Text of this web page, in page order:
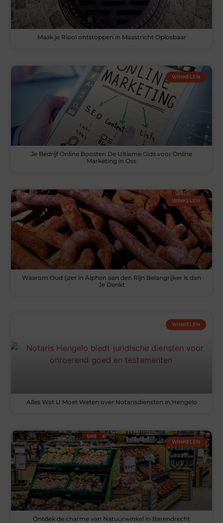
Maak je Riool ontstoppen in Maastricht Oplosbaar
WINKELEN
Je Bedrijf Online Boosten De Ultieme Gids voor Online
Marketing in Oss
WINKELEN
Waarom Oud Ijzer in Alphen aan den Rijn Belangrijker is dan
Je Denkt
WINKELEN
Alles Wat U Moet Weten over Notarisdiensten in Hengelo
WINKELEN
Ontdek de charme van Natuurwinkel in Barendrecht